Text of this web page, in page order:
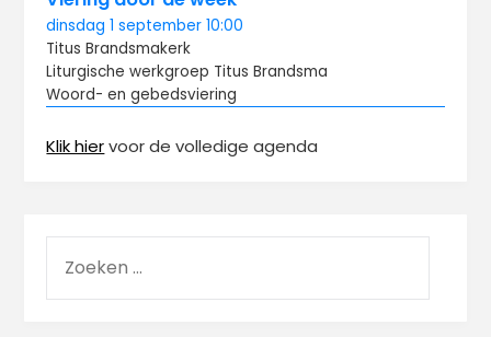
dinsdag 1 september10:00
Titus Brandsma­kerk
Liturgische werkgroep Titus Brandsma
Woord- en gebedsviering
Klik hiervoor de volledige agenda